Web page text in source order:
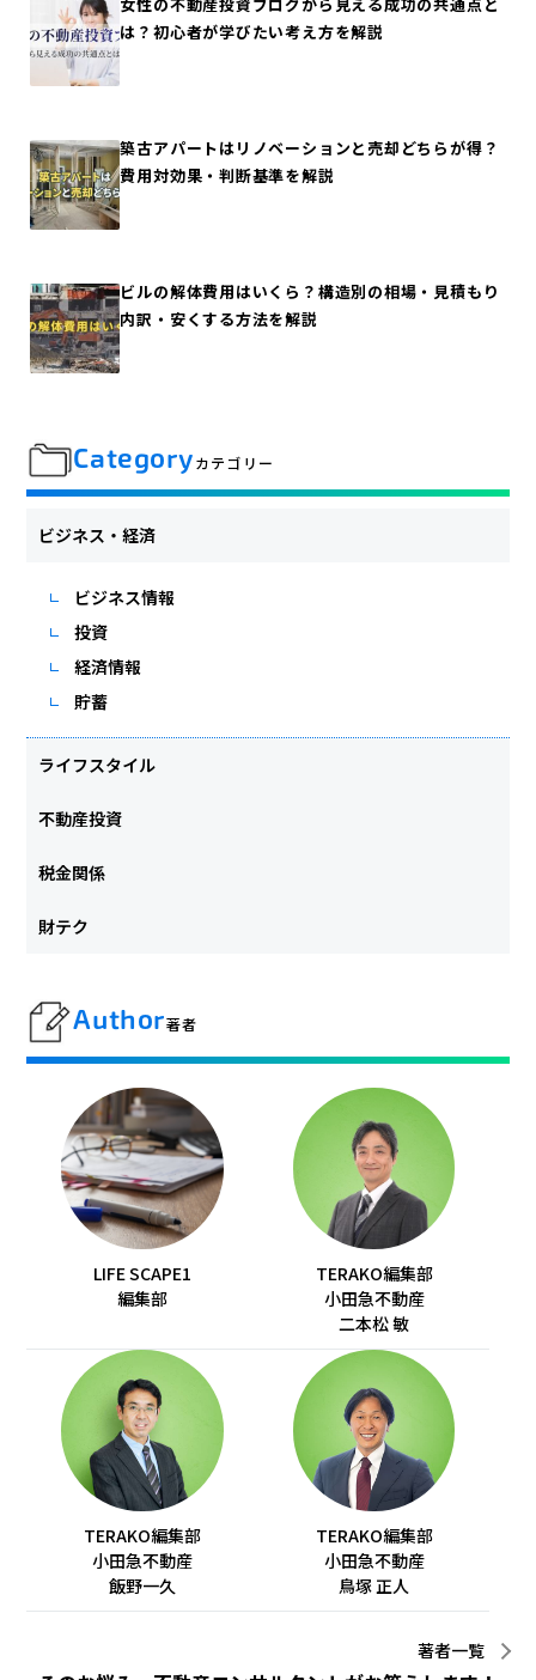
は？初心者が学びたい考え方を解説
築古アパートはリノベーションと売却どちらが得？
費用対効果・判断基準を解説
ビルの解体費用はいくら？構造別の相場・見積もり
内訳・安くする方法を解説
Categoryカテゴリー
ビジネス・経済
ビジネス情報
投資
経済情報
貯蓄
ライフスタイル
不動産投資
税金関係
財テク
Author著者
LIFE SCAPE1
編集部
TERAKO編集部
小田急不動産
二本松 敏
TERAKO編集部
小田急不動産
飯野一久
TERAKO編集部
小田急不動産
鳥塚 正人
著者一覧